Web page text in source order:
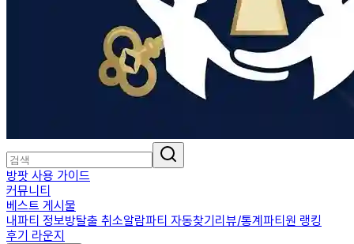
방팟 사용 가이드
커뮤니티
베스트 게시물
내파티 정보방탈출 취소알람파티 자동찾기리뷰/통계파티원 랭킹
후기 라운지